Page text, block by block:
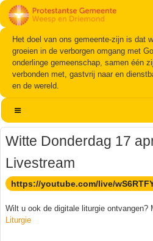
Het doel van ons gemeente-zijn is dat
groeien in de verborgen omgang met
onderlinge gemeenschap, samen één
verbonden met, gastvrij naar en
en de wereld.
Witte Donderdag 17
Livestream
https://youtube.com/live/
Wilt u ook de digitale liturgie ontvangen?
Liturgie